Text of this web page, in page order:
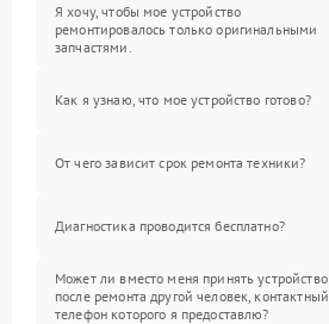
Я хочу, чтобы мое устройство
ремонтировалось только оригинальными
запчастями.
Как я узнаю, что мое устройство готово?
От чего зависит срок ремонта техники?
Диагностика проводится бесплатно?
Может ли вместо меня принять устройство
после ремонта другой человек, контактный
телефон которого я предоставлю?